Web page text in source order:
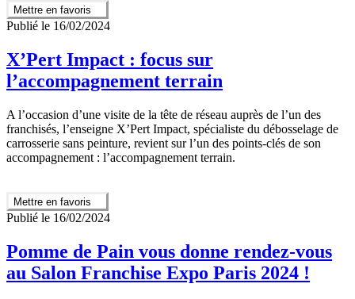
Mettre en favoris
Publié le 16/02/2024
X’Pert Impact : focus sur
l’accompagnement terrain
A l’occasion d’une visite de la tête de réseau auprès de l’un des
franchisés, l’enseigne X’Pert Impact, spécialiste du débosselage de
carrosserie sans peinture, revient sur l’un des points-clés de son
accompagnement : l’accompagnement terrain.
Mettre en favoris
Publié le 16/02/2024
Pomme de Pain vous donne rendez-vous
au Salon Franchise Expo Paris 2024 !